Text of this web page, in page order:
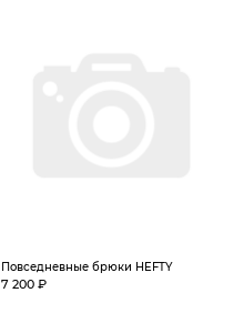
Повседневные брюки HEFTY
7 200 ₽